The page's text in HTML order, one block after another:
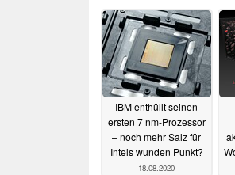
IBM enthüllt seinen
ersten 7 nm-Prozessor
– noch mehr Salz für
Intels wunden Punkt?
18.08.2020